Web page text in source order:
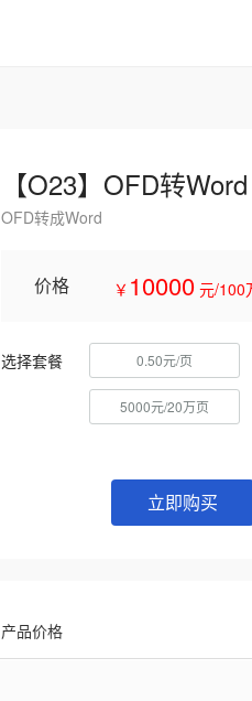
【O23】OFD转Word
OFD转成Word
价格 ￥ 10000 元/100
选择套餐 0.50元/页
5000元/20万页
立即购买
产品价格